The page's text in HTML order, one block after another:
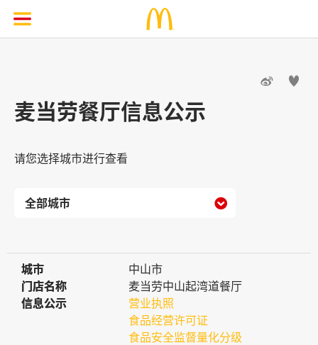
 
麦当劳餐厅信息公示
请您选择城市进行查看

城市
城市
中山市
门店名称
门店名称
麦当劳中山起湾道餐厅
信息公示
信息公示
营业执照
食品经营许可证
食品安全监督量化分级